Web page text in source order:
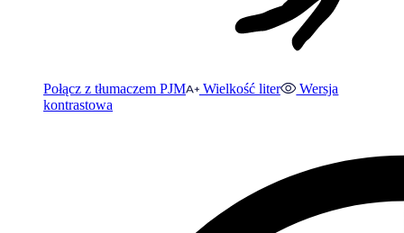
Połącz z tłumaczem PJM Wielkość liter
Wersja
kontrastowa